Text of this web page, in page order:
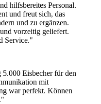
hilfsbereites Personal.
und freut sich, das
und zu ergänzen.
vorzeitig geliefert.
Service."
Eisbecher für den
mit
war perfekt. Können